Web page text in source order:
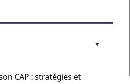
CAP : stratégies et